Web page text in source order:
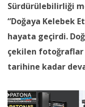
Sürdürülebilirliği
“Doğaya Kelebek
hayata geçirdi.
çekilen fotoğraflar
tarihine kadar